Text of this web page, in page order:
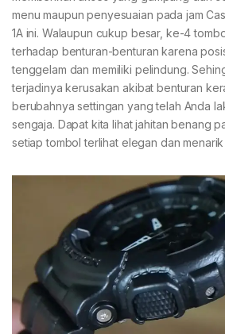
menu maupun penyesuaian pada jam
1A ini. Walaupun cukup besar, ke-4
terhadap benturan-benturan karena
tenggelam dan memiliki pelindung.
terjadinya kerusakan akibat benturan
berubahnya settingan yang telah Anda
sengaja. Dapat kita lihat jahitan benang
setiap tombol terlihat elegan dan